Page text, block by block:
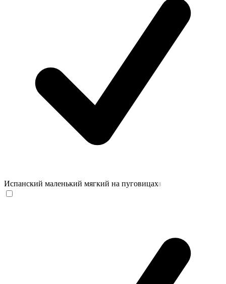
Испанский маленький мягкий на пуговицах8